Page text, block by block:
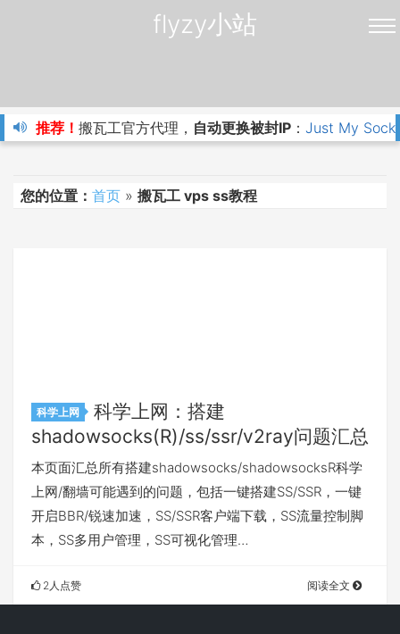
flyzy小站
推荐！ 搬瓦工官方代理， 自动更换被封IP ： Just My
您的位置： 首页 » 搬瓦工 vps ss教程
科学上网
科学上网：搭建
shadowsocks(R)/ss/ssr/v2ray问题汇总
本页面汇总所有搭建shadowsocks/shadowsocksR科学
上网/翻墙可能遇到的问题，包括一键搭建SS/SSR，一键
开启BBR/锐速加速，SS/SSR客户端下载，SS流量控制脚
本，SS多用户管理，SS可视化管理…
2人点赞 阅读全文